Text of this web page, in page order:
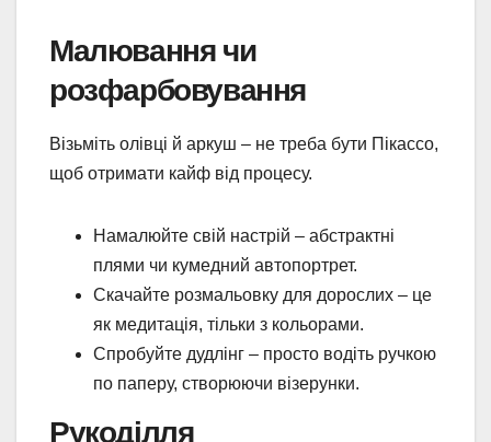
Малювання чи
розфарбовування
Візьміть олівці й аркуш – не треба бути Пікассо,
щоб отримати кайф від процесу.
Намалюйте свій настрій – абстрактні
плями чи кумедний автопортрет.
Скачайте розмальовку для дорослих – це
як медитація, тільки з кольорами.
Спробуйте дудлінг – просто водіть ручкою
по паперу, створюючи візерунки.
Рукоділля